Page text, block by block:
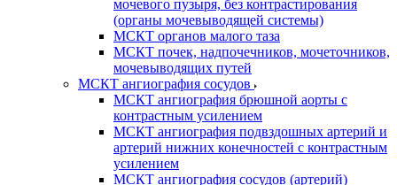
мочевого пузыря, без контрастирования
(органы мочевыводящей системы)
МСКТ органов малого таза
МСКТ почек, надпочечников, мочеточников,
мочевыводящих путей
МСКТ ангиография сосудов
МСКТ ангиография брюшной аорты с
контрастным усилением
МСКТ ангиография подвздошных артерий и
артерий нижних конечностей с контрастным
усилением
МСКТ ангиография сосудов (артерий)